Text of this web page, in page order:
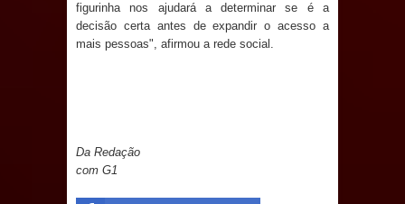
Caldas Brandão: Tradicional Festa de
Santana 2026 será neste sábado (25)
lamenta a morte da ex-vereadora
Neta do Sindicato
figurinha nos ajudará a determinar se é a
decisão certa antes de expandir o acesso a
mais pessoas", afirmou a rede social.
Da Redação
com G1